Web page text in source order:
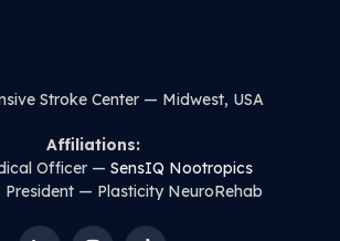
Stroke Center — Midwest, USA
Affiliations:
Officer — SensIQ Nootropics
President — Plasticity NeuroRehab